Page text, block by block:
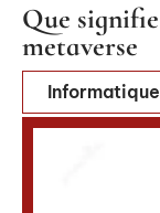
Que
metaverse
Informatique